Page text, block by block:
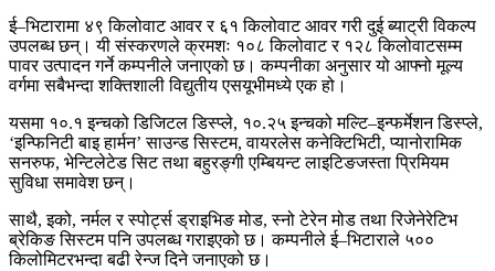
ई–भिटारामा ४९ किलोवाट आवर र ६१ किलोवाट आवर गरी दुई ब्याट्री विकल्प
उपलब्ध छन्। यी संस्करणले क्रमशः १०८ किलोवाट र १२८ किलोवाटसम्म
पावर उत्पादन गर्ने कम्पनीले जनाएको छ। कम्पनीका अनुसार यो आफ्नो मूल्य
वर्गमा सबैभन्दा शक्तिशाली विद्युतीय एसयूभीमध्ये एक हो।
यसमा १०.१ इन्चको डिजिटल डिस्प्ले, १०.२५ इन्चको मल्टि–इन्फर्मेशन डिस्प्ले,
‘इन्फिनिटी बाइ हार्मन’ साउन्ड सिस्टम, वायरलेस कनेक्टिभिटी, प्यानोरामिक
सनरुफ, भेन्टिलेटेड सिट तथा बहुरङ्गी एम्बियन्ट लाइटिङजस्ता प्रिमियम
सुविधा समावेश छन्।
साथै, इको, नर्मल र स्पोर्ट्स ड्राइभिङ मोड, स्नो टेरेन मोड तथा रिजेनेरेटिभ
ब्रेकिङ सिस्टम पनि उपलब्ध गराइएको छ। कम्पनीले ई–भिटाराले ५००
किलोमिटरभन्दा बढी रेन्ज दिने जनाएको छ।